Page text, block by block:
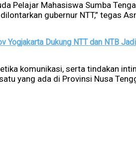
Pelajar Mahasiswa Sumba
gubernur NTT,” tegas
Yogjakarta Dukung NTT dan NTB
komunikasi, serta tindakan
yang ada di Provinsi Nusa